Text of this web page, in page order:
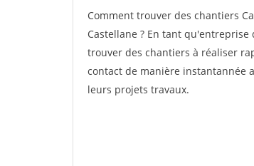
Comment trouver des chantiers
Castellane ? En tant
trouver des chantiers à réaliser
contact de manière instantannée
leurs projets travaux.